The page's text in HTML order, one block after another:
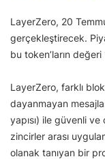
LayerZero, 20
gerçekleştirecek.
bu token’ların
LayerZero, farklı blok
dayanmayan
yapısı) ile güvenli
zincirler arası
olanak tanıyan bir